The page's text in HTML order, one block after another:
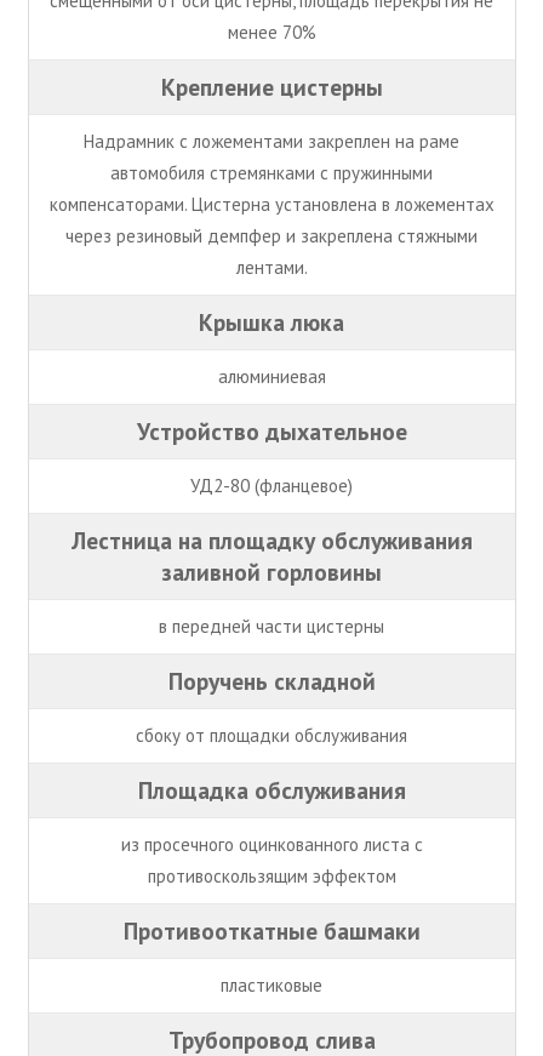
менее 70%
Крепление цистерны
Надрамник с ложементами закреплен на раме
автомобиля стремянками с пружинными
компенсаторами. Цистерна установлена в ложементах
через резиновый демпфер и закреплена стяжными
лентами.
Крышка люка
алюминиевая
Устройство дыхательное
УД2-80 (фланцевое)
Лестница на площадку обслуживания
заливной горловины
в передней части цистерны
Поручень складной
сбоку от площадки обслуживания
Площадка обслуживания
из просечного оцинкованного листа с
противоскользящим эффектом
Противооткатные башмаки
пластиковые
Трубопровод слива